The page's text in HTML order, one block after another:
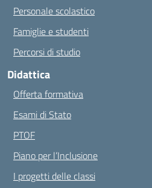
Personale scolastico
Famiglie e studenti
Percorsi di studio
Didattica
Offerta formativa
Esami di Stato
PTOF
Piano per l’Inclusione
I progetti delle classi